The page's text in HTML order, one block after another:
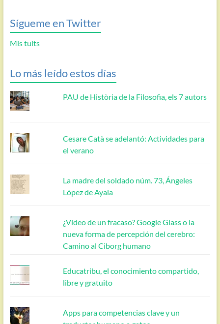
Sígueme en Twitter
Mis tuits
Lo más leído estos días
PAU de Història de la Filosofia, els 7 autors
Cesare Catà se adelantó: Actividades para
el verano
La madre del soldado núm. 73, Ángeles
López de Ayala
¿Vídeo de un fracaso? Google Glass o la
nueva forma de percepción del cerebro:
Camino al Ciborg humano
Educatribu, el conocimiento compartido,
libre y gratuito
Apps para competencias clave y un